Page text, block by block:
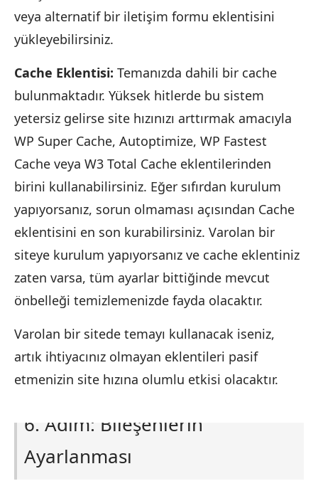
veya alternatif bir iletişim formu eklentisini
yükleyebilirsiniz.
Cache Eklentisi: Temanızda dahili bir cache
bulunmaktadır. Yüksek hitlerde bu sistem
yetersiz gelirse site hızınızı arttırmak amacıyla
WP Super Cache, Autoptimize, WP Fastest
Cache veya W3 Total Cache eklentilerinden
birini kullanabilirsiniz. Eğer sıfırdan kurulum
yapıyorsanız, sorun olmaması açısından Cache
eklentisini en son kurabilirsiniz. Varolan bir
siteye kurulum yapıyorsanız ve cache eklentiniz
zaten varsa, tüm ayarlar bittiğinde mevcut
önbelleği temizlemenizde fayda olacaktır.
Varolan bir sitede temayı kullanacak iseniz,
artık ihtiyacınız olmayan eklentileri pasif
etmenizin site hızına olumlu etkisi olacaktır.
6. Adım: Bileşenlerin
Ayarlanması